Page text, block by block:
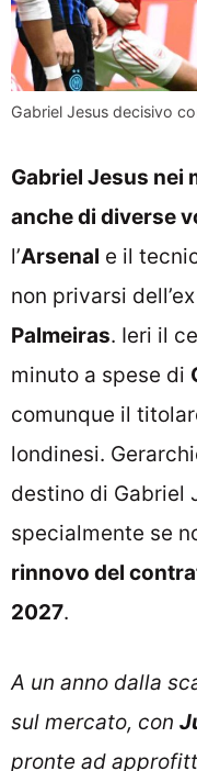
Gabriel Jesus decisivo
Gabriel Jesus nei
anche di diverse
l’Arsenal e il
non privarsi dell’ex
Palmeiras. Ieri il
minuto a spese di
comunque il
londinesi.
destino di Gabriel
specialmente se
rinnovo del
2027.
A un anno dalla
sul mercato, con
pronte ad